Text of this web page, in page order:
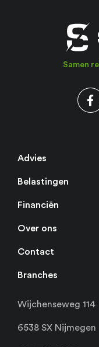
Samen
Advies
Belastingen
Financiën
Over ons
Contact
Branches
Wijchenseweg 114
6538 SX Nijmegen